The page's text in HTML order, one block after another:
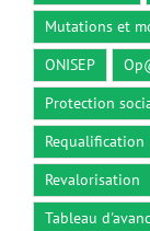
Mutations et
ONISEP
Protection
Requalification
Revalorisation
Tableau